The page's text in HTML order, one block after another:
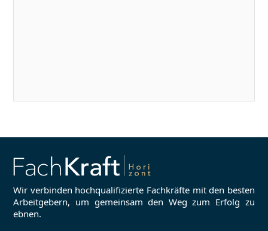
Wir verbinden hochqualifizierte Fachkräfte mit den besten
Arbeitgebern, um gemeinsam den Weg zum Erfolg zu
ebnen.